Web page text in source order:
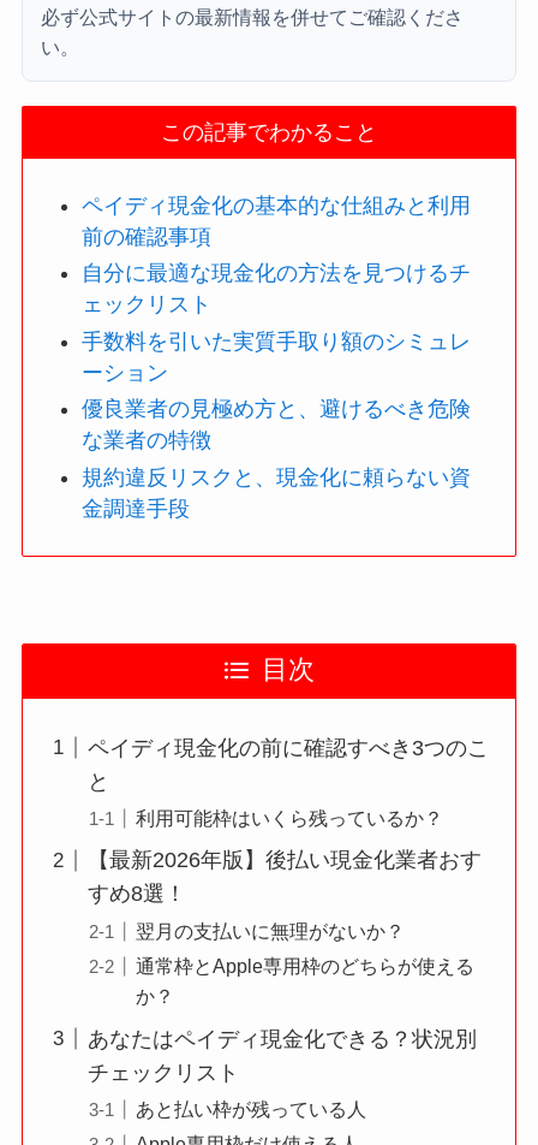
必ず公式サイトの最新情報を併せてご確認くださ
い。
この記事でわかること
ペイディ現金化の基本的な仕組みと利用
前の確認事項
自分に最適な現金化の方法を見つけるチ
ェックリスト
手数料を引いた実質手取り額のシミュレ
ーション
優良業者の見極め方と、避けるべき危険
な業者の特徴
規約違反リスクと、現金化に頼らない資
金調達手段
目次
ペイディ現金化の前に確認すべき3つのこ
と
利用可能枠はいくら残っているか？
【最新2026年版】後払い現金化業者おす
すめ8選！
翌月の支払いに無理がないか？
通常枠とApple専用枠のどちらが使える
か？
あなたはペイディ現金化できる？状況別
チェックリスト
あと払い枠が残っている人